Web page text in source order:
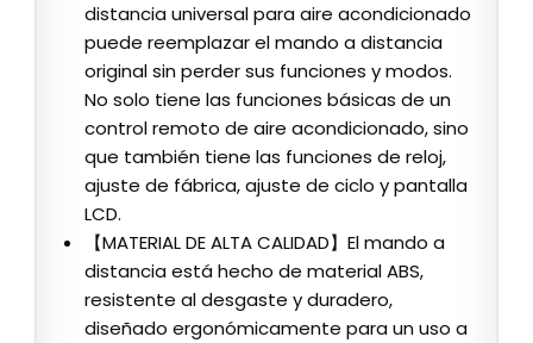
distancia universal para aire acondicionado
puede reemplazar el mando a distancia
original sin perder sus funciones y modos.
No solo tiene las funciones básicas de un
control remoto de aire acondicionado, sino
que también tiene las funciones de reloj,
ajuste de fábrica, ajuste de ciclo y pantalla
LCD.
【MATERIAL DE ALTA CALIDAD】El mando a
distancia está hecho de material ABS,
resistente al desgaste y duradero,
diseñado ergonómicamente para un uso a